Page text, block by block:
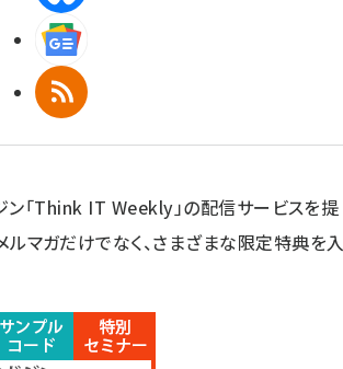
RSS
「Think IT Weekly」の配信サービスを提
ルマガだけでなく、さまざまな限定特典を入